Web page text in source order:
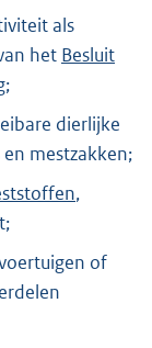
als
het Besluit
;
dierlijke
mestzakken;
,
of